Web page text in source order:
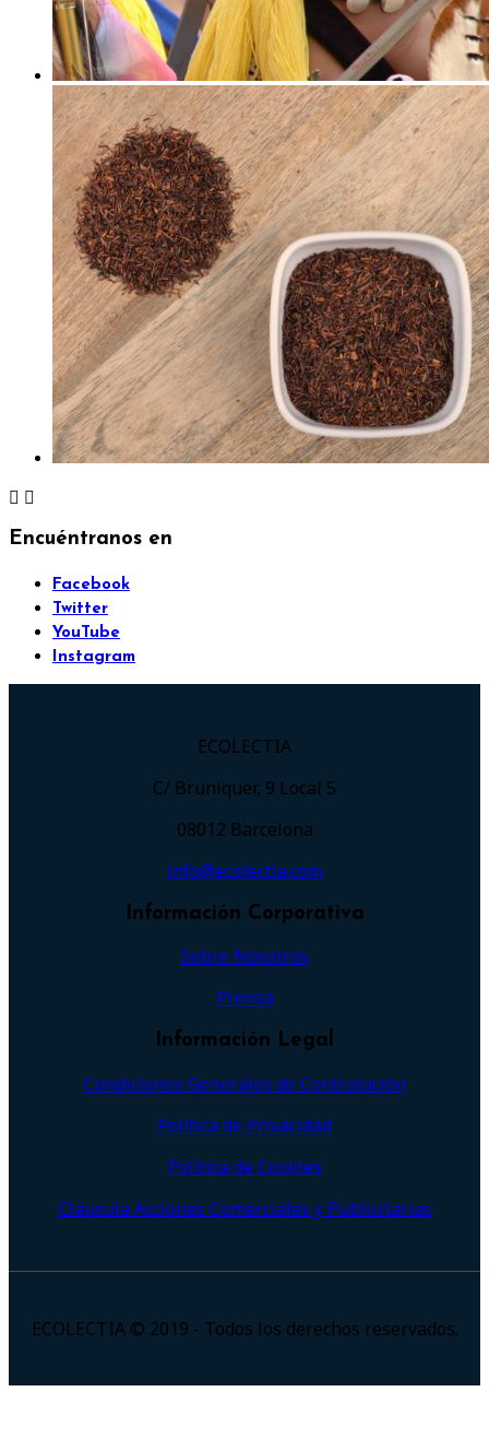
 
Encuéntranos en
Facebook
Twitter
YouTube
Instagram
ECOLECTIA
C/ Bruniquer, 9 Local 5
08012 Barcelona
info@ecolectia.com
Información Corporativa
Sobre Nosotros
Prensa
Información Legal
Condiciones Generales de Contratación
Política de Privacidad
Política de Cookies
Cláusula Acciones Comerciales y Publicitarias
ECOLECTIA © 2019 - Todos los derechos reservados.